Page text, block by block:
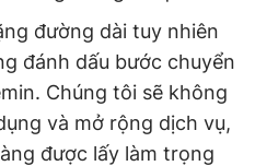
đường dài tuy nhiên
đánh dấu bước chuyển
Chúng tôi sẽ không
và mở rộng dịch vụ,
được lấy làm trọng